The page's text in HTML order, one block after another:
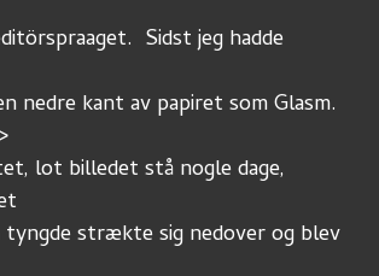
Sidst jeg hadde
nedre kant av papiret som Glasm.
lot billedet stå nogle dage,
tyngde strækte sig nedover og blev